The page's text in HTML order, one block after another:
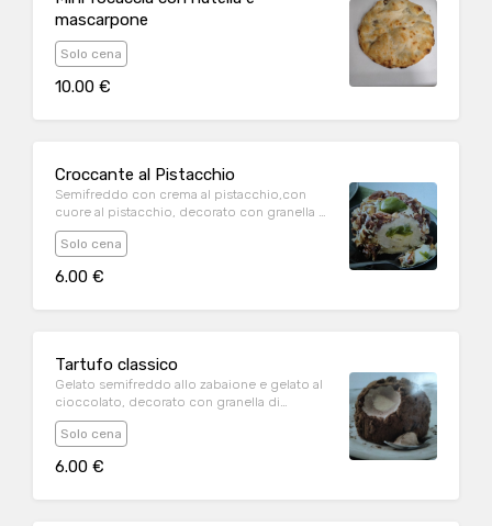
mascarpone
Solo cena
10.00 €
Croccante al Pistacchio
Semifreddo con crema al pistacchio,con
cuore al pistacchio, decorato con granella di
mandorle caramellizzate
Solo cena
6.00 €
Tartufo classico
Gelato semifreddo allo zabaione e gelato al
cioccolato, decorato con granella di
nocciole e cacao.
Solo cena
6.00 €